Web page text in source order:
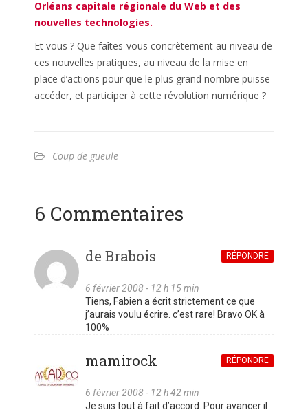
Orléans capitale régionale du Web et des
nouvelles technologies.
Et vous ? Que faîtes-vous concrètement au niveau de
ces nouvelles pratiques, au niveau de la mise en
place d’actions pour que le plus grand nombre puisse
accéder, et participer à cette révolution numérique ?
Coup de gueule
6 Commentaires
de Brabois
6 février 2008 - 12 h 15 min
RÉPONDRE
Tiens, Fabien a écrit strictement ce que
j’aurais voulu écrire. c’est rare! Bravo OK à
100%
mamirock
6 février 2008 - 12 h 42 min
RÉPONDRE
Je suis tout à fait d’accord. Pour avancer il